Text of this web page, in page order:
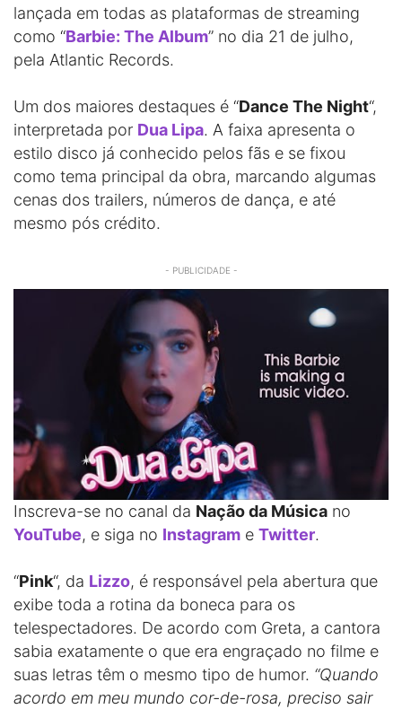
lançada em todas as plataformas de streaming
como “Barbie: The Album” no dia 21 de julho,
pela Atlantic Records.
Um dos maiores destaques é “Dance The Night“,
interpretada por Dua Lipa. A faixa apresenta o
estilo disco já conhecido pelos fãs e se fixou
como tema principal da obra, marcando algumas
cenas dos trailers, números de dança, e até
mesmo pós crédito.
- PUBLICIDADE -
Inscreva-se no canal da Nação da Música no
YouTube, e siga no Instagram e Twitter.
“Pink“, da Lizzo, é responsável pela abertura que
exibe toda a rotina da boneca para os
telespectadores. De acordo com Greta, a cantora
sabia exatamente o que era engraçado no filme e
suas letras têm o mesmo tipo de humor. “Quando
acordo em meu mundo cor-de-rosa, preciso sair